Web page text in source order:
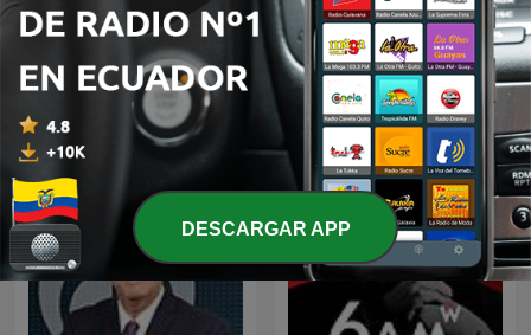
El Podcast con Luis Carlos
Vélez
Curiosidades habladas
DESCARGAR APP